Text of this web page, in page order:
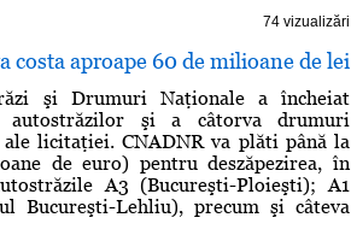
74 vizualizări
costa aproape 60 de milioane de lei
şi Drumuri Naţionale a încheiat
autostrăzilor şi a câtorva drumuri
licitaţiei. CNADNR va plăti până la
de euro) pentru deszăpezirea, în
A3 (Bucureşti-Ploieşti); A1
Bucureşti-Lehliu), precum şi câteva